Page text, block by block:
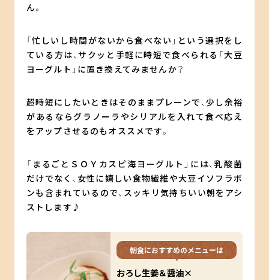
ん。
「忙しいし時間がないから食べない」という選択をし
ている方は、サクッと手軽に時短で食べられる「大豆
ヨーグルト」に置き換えてみませんか？
超時短にしたいときはそのままプレーンで、少し余裕
があるならグラノーラやシリアルを入れて食べ応え
をアップさせるのもオススメです。
「まるごとＳＯＹカスピ海ヨーグルト」には、乳酸菌
だけでなく、女性に嬉しい食物繊維や大豆イソフラボ
ンも含まれているので、スッキリ気持ちいい朝をアシ
ストします♪
朝食におすすめのメニューは
おろし生姜＆醤油×